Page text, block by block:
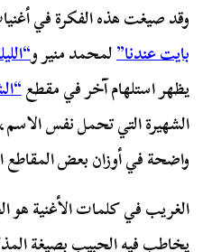
وقد صيغت هذه الفكرة في
بايت عندنا”لمحمد منير و
يظهر استلهام آخر في مقطع
الشهيرة التي تحمل نفس
واضحة في أوزان بعض المقاطع
الغريب في كلمات الأغنية
يخاطب فيه الحبيب بصيغة